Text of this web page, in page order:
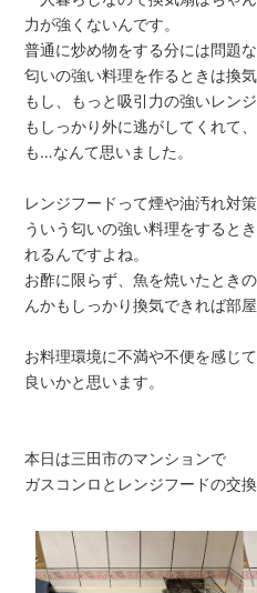
力が強くないんです。
普通に炒め物をする分には問題
匂いの強い料理を作るときは換
もし、もっと吸引力の強いレン
もしっかり外に逃がしてくれて
も…なんて思いました。
レンジフードって煙や油汚れ対
ういう匂いの強い料理をすると
れるんですよね。
お酢に限らず、魚を焼いたとき
んかもしっかり換気できれば部
お料理環境に不満や不便を感じ
良いかと思います。
本日は三田市のマンションで
ガスコンロとレンジフードの交